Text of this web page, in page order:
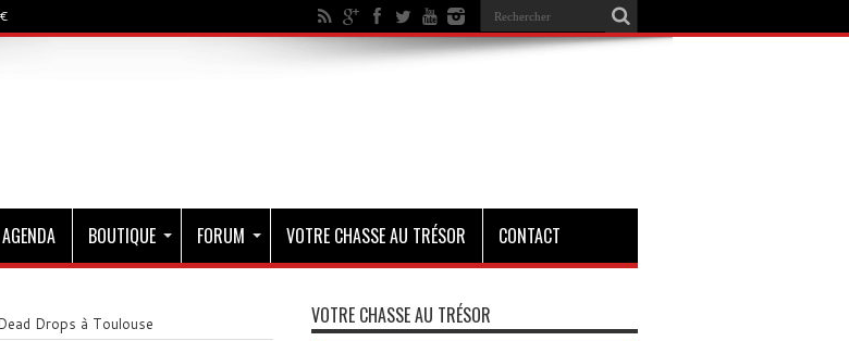
AGENDA BOUTIQUE FORUM VOTRE CHASSE AU TRÉSOR CONTACT
Drops à Toulouse VOTRE CHASSE AU TRÉSOR